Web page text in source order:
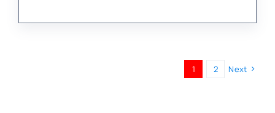
1 2 Next